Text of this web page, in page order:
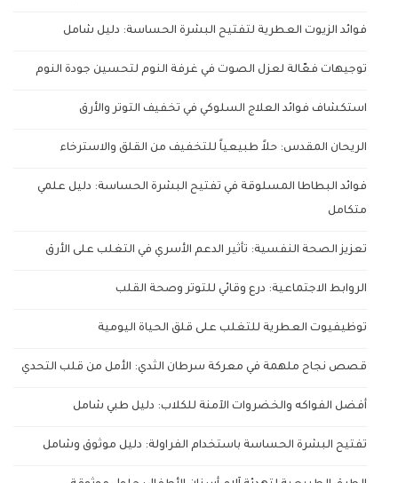
فوائد الزيوت العطرية لتفتيح البشرة الحساسة: دليل شامل
توجيهات فعّالة لعزل الصوت في غرفة النوم لتحسين جودة النوم
استكشاف فوائد العلاج السلوكي في تخفيف التوتر والأرق
الريحان المقدس: حلاً طبيعياً للتخفيف من القلق والاسترخاء
فوائد البطاطا المسلوقة في تفتيح البشرة الحساسة: دليل علمي
متكامل
تعزيز الصحة النفسية: تأثير الدعم الأسري في التغلب على الأرق
الروابط الاجتماعية: درع وقائي للتوتر وصحة القلب
توظيفيوت العطرية للتغلب على قلق الحياة اليومية
قصص نجاح ملهمة في معركة سرطان الثدي: الأمل من قلب التحدي
أفضل الفواكه والخضروات الآمنة للكلاب: دليل طبي شامل
تفتيح البشرة الحساسة باستخدام الفراولة: دليل موثوق وشامل